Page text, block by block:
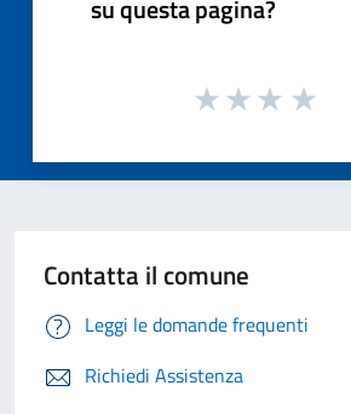
su questa pagina?
Contatta il comune
Leggi le domande frequenti
Richiedi Assistenza